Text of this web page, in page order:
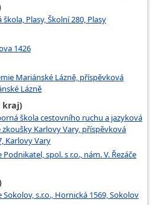
Plasy, Školní 280, Plasy
1426
Mariánské Lázně, příspěvková
Lázně
kraj)
škola cestovního ruchu a jazyková
Karlovy Vary, příspěvková
Karlovy Vary
spol. s r.o., nám. V. Řezáče
s.r.o., Hornická 1569, Sokolov